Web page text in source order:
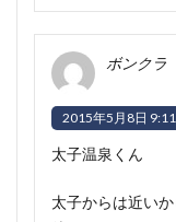
ボンクラ
2015年5月8日
太子温泉くん
太子からは近い